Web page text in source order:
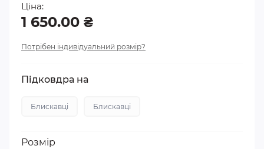
Ціна:
1 650.00 ₴
Потрібен індивідуальний розмір?
Підковдра на
Блискавці Блискавці
Розмір